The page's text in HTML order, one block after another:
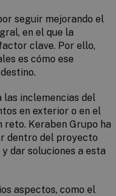
seguir mejorando el
en el que la
clave. Por ello,
es cómo ese
las inclemencias del
en exterior o en el
reto. Keraben Grupo ha
dentro del proyecto
dar soluciones a esta
aspectos, como el